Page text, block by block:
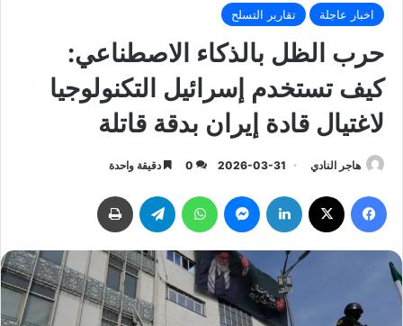
اخبار عاجلة تقارير التسلح
حرب الظل بالذكاء الاصطناعي:
كيف تستخدم إسرائيل التكنولوجيا
لاغتيال قادة إيران بدقة قاتلة
هاجر النادي 2026-03-31
0 دقيقة واحدة